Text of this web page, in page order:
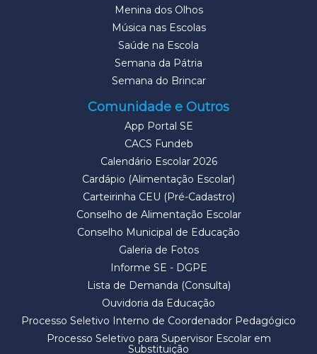
Menina dos Olhos
Música nas Escolas
Saúde na Escola
Semana da Pátria
Semana do Brincar
Comunidade e Outros
App Portal SE
CACS Fundeb
Calendário Escolar 2026
Cardápio (Alimentação Escolar)
Carteirinha CEU (Pré-Cadastro)
Conselho de Alimentação Escolar
Conselho Municipal de Educação
Galeria de Fotos
Informe SE - DGPE
Lista de Demanda (Consulta)
Ouvidoria da Educação
Processo Seletivo Interno de Coordenador Pedagógico
Processo Seletivo para Supervisor Escolar em
Substituição